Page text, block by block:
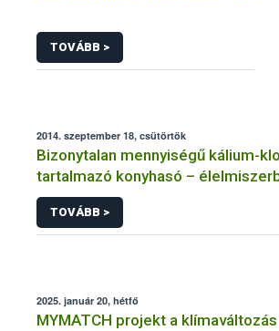
TOVÁBB >
2014. szeptember 18, csütörtök
Bizonytalan mennyiségű kálium-
tartalmazó konyhasó –
vonatkozások
TOVÁBB >
2025. január 20, hétfő
MYMATCH projekt a